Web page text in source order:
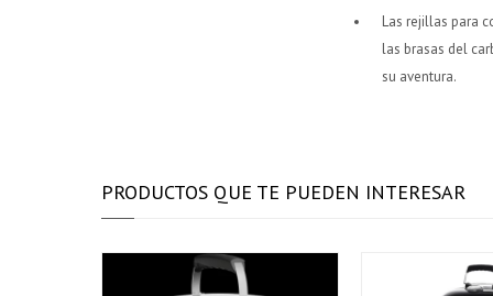
Las rejillas para
las brasas del
su aventura.
PRODUCTOS QUE TE PUEDEN INTERESAR